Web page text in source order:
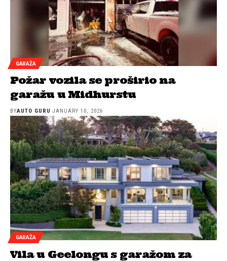
GARAŽA
Požar vozila se proširio na
garažu u Midhurstu
BYAUTO GURU JANUARY 10, 2026
GARAŽA
Vila u Geelongu s garažom za